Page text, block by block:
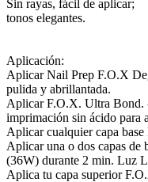
Sin rayas, fácil de aplicar;
tonos elegantes.
Aplicación:
Aplicar Nail Prep F.O.X
pulida y abrillantada.
Aplicar F.O.X. Ultra Bond.
imprimación sin ácido para
Aplicar cualquier capa
Aplicar una o dos capas
(36W) durante 2 min. Luz
Aplica tu capa superior